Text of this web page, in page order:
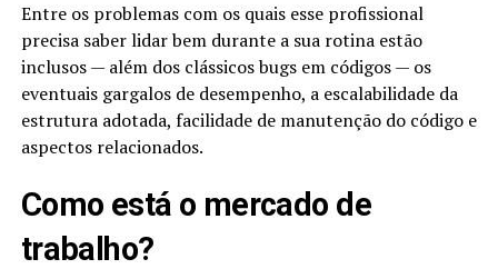
Entre os problemas com os quais esse profissional
precisa saber lidar bem durante a sua rotina estão
inclusos — além dos clássicos bugs em códigos — os
eventuais gargalos de desempenho, a escalabilidade da
estrutura adotada, facilidade de manutenção do código e
aspectos relacionados.
Como está o mercado de
trabalho?